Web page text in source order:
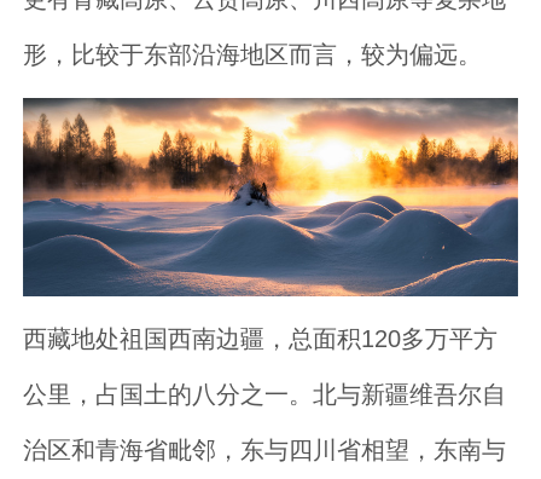
形，比较于东部沿海地区而言，较为偏远。
西藏地处祖国西南边疆，总面积120多万平方
公里，占国土的八分之一。北与新疆维吾尔自
治区和青海省毗邻，东与四川省相望，东南与